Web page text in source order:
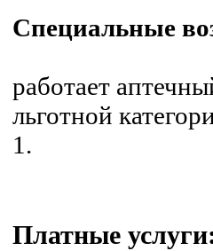
Специальные
работает
льготной
1.
Платные